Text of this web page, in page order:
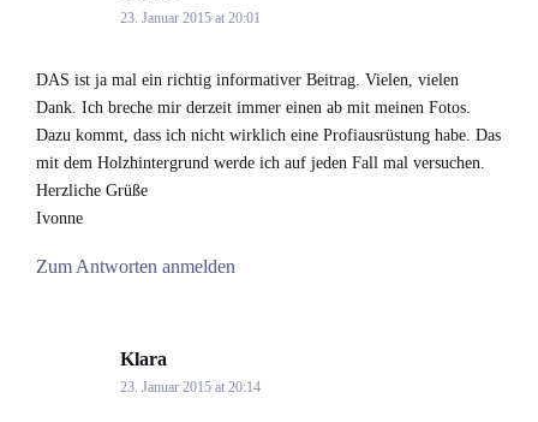
23. Januar 2015 at 20:01
DAS ist ja mal ein richtig informativer Beitrag. Vielen, vielen
Dank. Ich breche mir derzeit immer einen ab mit meinen Fotos.
Dazu kommt, dass ich nicht wirklich eine Profiausrüstung habe. Das
mit dem Holzhintergrund werde ich auf jeden Fall mal versuchen.
Herzliche Grüße
Ivonne
Zum Antworten anmelden
Klara
23. Januar 2015 at 20:14